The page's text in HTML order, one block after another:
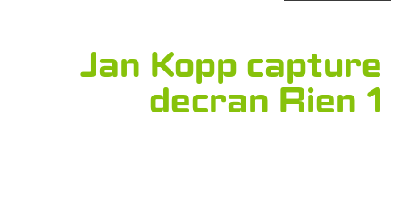
Jan Kopp capture
decran Rien 1